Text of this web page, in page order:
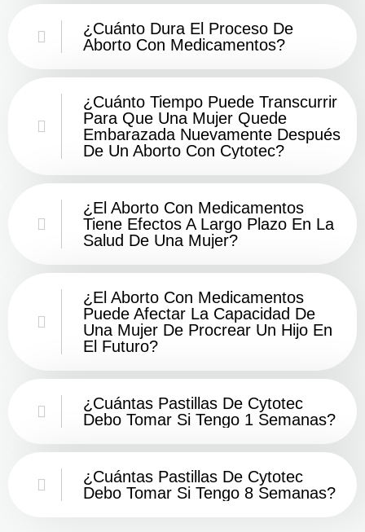
¿Cuánto Dura El Proceso De
Aborto Con Medicamentos?
¿Cuánto Tiempo Puede Transcurrir
Para Que Una Mujer Quede
Embarazada Nuevamente Después
De Un Aborto Con Cytotec?
¿El Aborto Con Medicamentos
Tiene Efectos A Largo Plazo En La
Salud De Una Mujer?
¿El Aborto Con Medicamentos
Puede Afectar La Capacidad De
Una Mujer De Procrear Un Hijo En
El Futuro?
¿Cuántas Pastillas De Cytotec
Debo Tomar Si Tengo 1 Semanas?
¿Cuántas Pastillas De Cytotec
Debo Tomar Si Tengo 8 Semanas?